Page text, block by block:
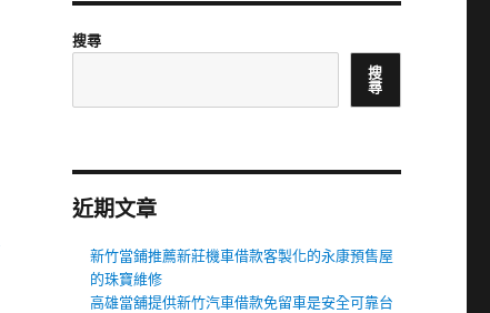
搜尋
搜
尋
近期文章
新竹當鋪推薦新莊機車借款客製化的永康預售屋
的珠寶維修
高雄當舖提供新竹汽車借款免留車是安全可靠台